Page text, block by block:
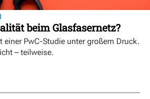
beim Glasfasernetz?
einer PwC-Studie unter großem Druck.
– teilweise.